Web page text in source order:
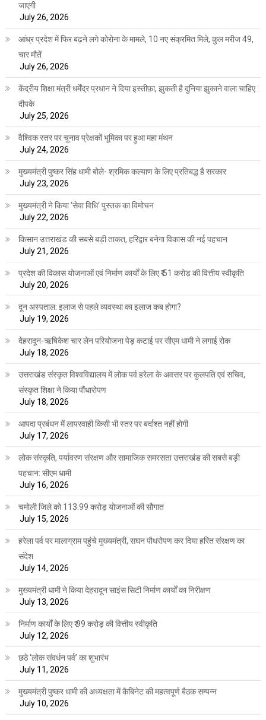
जाएगी
July 26, 2026
आंध्र प्रदेश में फिर बढ़ने लगे कोरोना के मामले, 10 नए संक्रमित मिले, कुल मरीज 49,
चार मौतें
July 26, 2026
केंद्रीय शिक्षा मंत्री धर्मेंद्र प्रधान ने दिया इस्तीफ़ा, झुकती है दुनिया झुकाने वाला चाहिए :
दीपके
July 25, 2026
वैश्विक स्तर पर चुनाव प्रेक्षकों भूमिका पर हुआ महा मंथन
July 24, 2026
मुख्यमंत्री पुष्कर सिंह धामी बोले- श्रमिक कल्याण के लिए प्रतिबद्ध है सरकार
July 23, 2026
मुख्यमंत्री ने किया ‘सेवा विधि‘ पुस्तक का विमोचन
July 22, 2026
किसान उत्तराखंड की सबसे बड़ी ताकत, हरिद्वार बनेगा विकास की नई पहचान
July 21, 2026
प्रदेश की विकास योजनाओं एवं निर्माण कार्यों के लिए ₹ 51 करोड़ की वित्तीय स्वीकृति
July 20, 2026
दून अस्पताल: इलाज से पहले व्यवस्था का इलाज कब होगा?
July 19, 2026
देहरादून-ऋषिकेश चार लेन परियोजना पेड़ कटाई पर सीएम धामी ने लगाई रोक
July 18, 2026
उत्तराखंड संस्कृत विश्वविद्यालय में लोक पर्व हरेला के अवसर पर कुलपति एवं सचिव,
संस्कृत शिक्षा ने किया पौंधारोपण
July 18, 2026
आपदा प्रबंधन में लापरवाही किसी भी स्तर पर बर्दाश्त नहीं होगी
July 17, 2026
लोक संस्कृति, पर्यावरण संरक्षण और सामाजिक समरसता उत्तराखंड की सबसे बड़ी
पहचान: सीएम धामी
July 16, 2026
चमोली जिले को 113.99 करोड़ योजनाओं की सौगात
July 15, 2026
हरेला पर्व पर मालाग्राम पहुंचे मुख्यमंत्री, सघन पौधरोपण कर दिया हरित संरक्षण का
संदेश
July 14, 2026
मुख्यमंत्री धामी ने किया देहरादून साइंस सिटी निर्माण कार्यों का निरीक्षण
July 13, 2026
निर्माण कार्यों के लिए ₹ 99 करोड़ की वित्तीय स्वीकृति
July 12, 2026
छठे ‘लोक संवर्धन पर्व’ का शुभारंभ
July 11, 2026
मुख्यमंत्री पुष्कर धामी की अध्यक्षता में कैबिनेट की महत्वपूर्ण बैठक सम्पन्न
July 10, 2026